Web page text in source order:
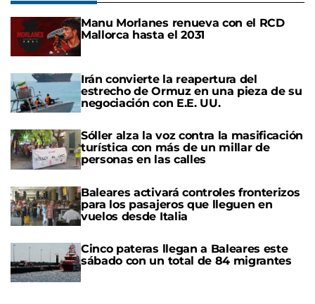
Manu Morlanes renueva con el RCD
Mallorca hasta el 2031
Irán convierte la reapertura del
estrecho de Ormuz en una pieza de su
negociación con E.E. UU.
Sóller alza la voz contra la masificación
turística con más de un millar de
personas en las calles
Baleares activará controles fronterizos
para los pasajeros que lleguen en
vuelos desde Italia
Cinco pateras llegan a Baleares este
sábado con un total de 84 migrantes